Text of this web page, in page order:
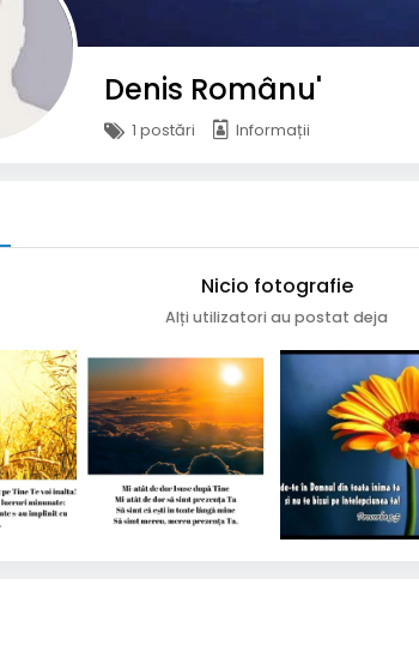
Denis Românu'
1 postări Informații
Nicio fotografie
Alți utilizatori au postat deja